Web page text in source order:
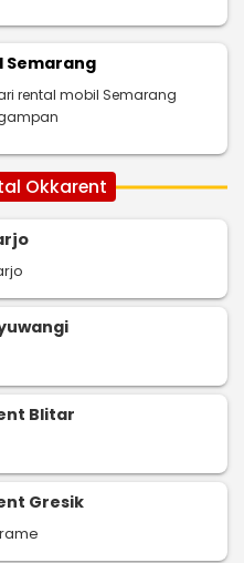
Semarang
rental mobil Semarang
Okkarent
Blitar
Gresik